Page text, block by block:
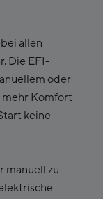
allen
Die EFI-
oder
Komfort
keine
manuell zu